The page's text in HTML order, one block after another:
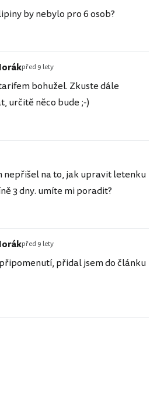
by nebylo pro 6 osob?
před 9 lety
bohužel. Zkuste dále
určitě něco bude ;-)
nepřišel na to, jak upravit letenku
3 dny. umíte mi poradit?
před 9 lety
přidal jsem do článku